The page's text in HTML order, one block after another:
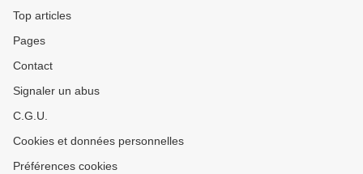
Top articles
Pages
Contact
Signaler un abus
C.G.U.
Cookies et données personnelles
Préférences cookies